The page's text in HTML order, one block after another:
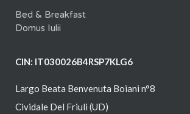
Bed & Breakfast
Domus Iulii
CIN: IT030026B4RSP7KLG6
Largo Beata Benvenuta Boiani n°8
Cividale Del Friuli (UD)